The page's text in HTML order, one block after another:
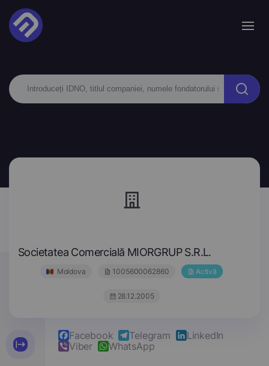
Societatea Comercială MIORGRUP S.R.L.
Moldova 1005600062860 Activă
28.12.2005
Facebook Telegram
LinkedIn
Viber
WhatsApp